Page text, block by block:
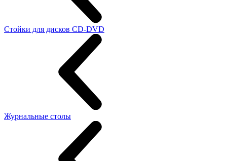
Стойки для дисков CD-DVD
Журнальные столы